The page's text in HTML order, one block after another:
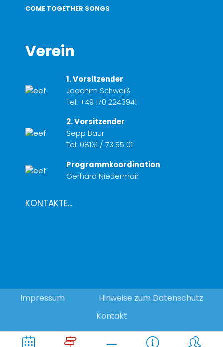
COME TOGETHER SONGS
Verein
1. Vorsitzender
Joachim Schweiß
Tel: +49 170 2243941
2. Vorsitzender
Sepp Baur
Tel: 08131 / 73 55 01
Programmkoordination
Gerhard Niedermair
KONTAKTE...
Impressum
Hinweise zum Datenschutz
Kontakt